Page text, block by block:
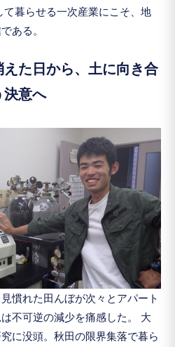
暮らせる一次産業にこそ、地
ある。
た日から、土に向き合
決意へ
慣れた田んぼが次々とアパート
不可逆の減少を痛感した。 大
に没頭。秋田の限界集落で暮ら